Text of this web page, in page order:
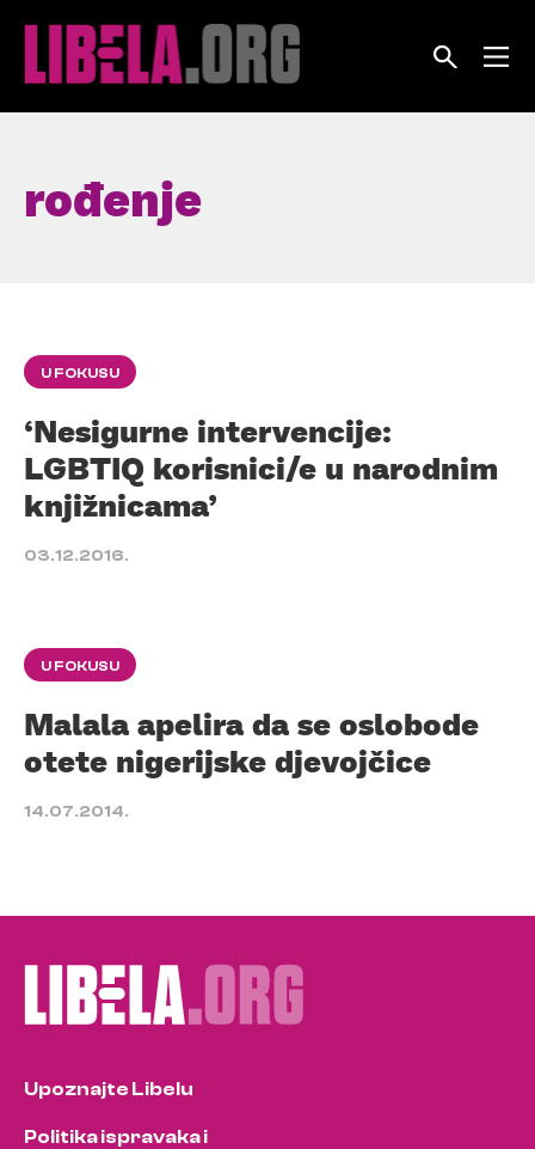
rođenje
U FOKUSU
‘Nesigurne intervencije:
LGBTIQ korisnici/e u narodnim
knjižnicama’
03.12.2016.
U FOKUSU
Malala apelira da se oslobode
otete nigerijske djevojčice
14.07.2014.
Upoznajte Libelu
Politika ispravaka i